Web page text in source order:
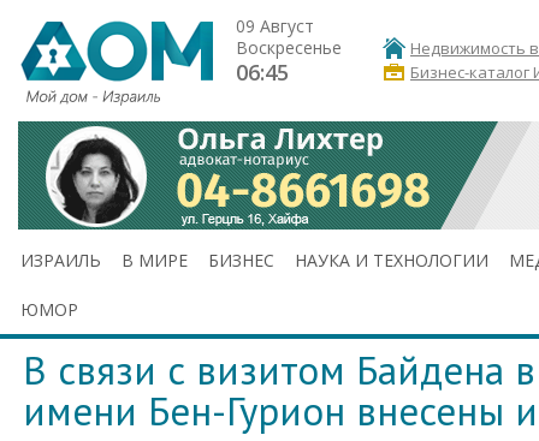
09 Август
Воскресенье
06:45
Недвижимость
Бизнес-каталог
ИЗРАИЛЬ В МИРЕ БИЗНЕС НАУКА И ТЕХНОЛОГИИ
ЮМОР
В связи с визитом Байдена
имени Бен-Гурион внесены